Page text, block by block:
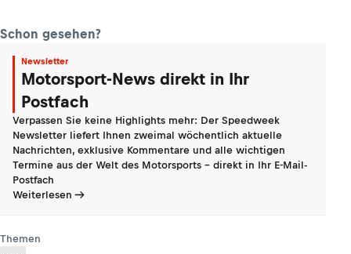
Schon gesehen?
Newsletter
Motorsport-News direkt in Ihr
Postfach
Verpassen Sie keine Highlights mehr: Der Speedweek
Newsletter liefert Ihnen zweimal wöchentlich aktuelle
Nachrichten, exklusive Kommentare und alle wichtigen
Termine aus der Welt des Motorsports - direkt in Ihr E-Mail-
Postfach
Weiterlesen
Themen